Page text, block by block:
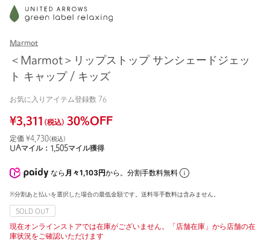
Marmot
＜Marmot＞リップストップ サンシェードジェッ
ト キャップ / キッズ
お気に入りアイテム登録数 76
¥3,311 (税込) 30%OFF
定価 ¥4,730(税込)
UAマイル： 1,505マイル獲得
なら 月々1,103円から。分割手数料無料
※分割あと払いを選択した場合の最低金額です。送料等手数料は含みません。
SOLD OUT
現在オンラインストアでは在庫がございません。「店舗在庫」から店舗の在
庫状況をご確認いただけます